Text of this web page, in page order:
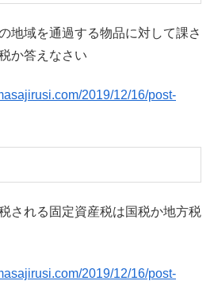
地域を通過する物品に対して課さ
か答えなさい
2019/12/16/post-
される固定資産税は国税か地方税
2019/12/16/post-